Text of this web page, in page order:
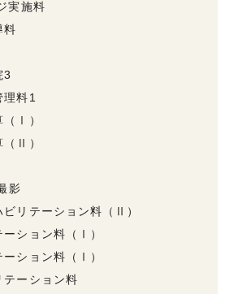
実施料
料
3
理料1
（Ⅰ）
（Ⅱ）
影
ビリテーション料（Ⅱ）
ション料（Ⅰ）
ション料（Ⅰ）
テーション料